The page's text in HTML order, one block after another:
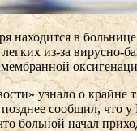
находится в
легких из-за
узнало о крайне
сообщил, что
больной начал